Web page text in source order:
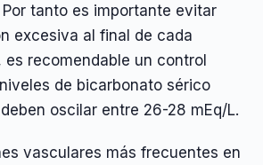
tanto es importante evitar
excesiva al final de cada
es recomendable un control
de bicarbonato sérico
oscilar entre 26-28 mEq/L.
vasculares más frecuentes en